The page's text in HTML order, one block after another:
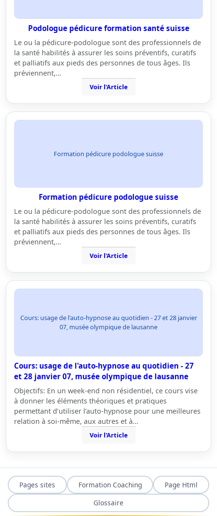
Podologue pédicure formation santé suisse
Le ou la pédicure-podologue sont des professionnels de
la santé habilités à assurer les soins préventifs, curatifs
et palliatifs aux pieds des personnes de tous âges. Ils
préviennent,…
Voir l'Article
Formation pédicure podologue suisse
Formation pédicure podologue suisse
Le ou la pédicure-podologue sont des professionnels de
la santé habilités à assurer les soins préventifs, curatifs
et palliatifs aux pieds des personnes de tous âges. Ils
préviennent,…
Voir l'Article
Cours: usage de l'auto-hypnose au quotidien - 27 et 28 janvier
07, musée olympique de lausanne
Cours: usage de l'auto-hypnose au quotidien - 27
et 28 janvier 07, musée olympique de lausanne
Objectifs: En un week-end non résidentiel, ce cours vise
à donner les éléments théoriques et pratiques
permettant d’utiliser l’auto-hypnose pour une meilleures
relation à soi-même, aux autres et à…
Voir l'Article
Pages sites Formation Coaching
Page Html
Glossaire